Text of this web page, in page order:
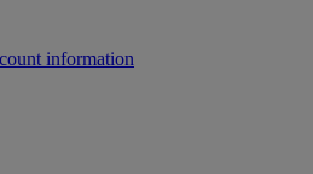
information